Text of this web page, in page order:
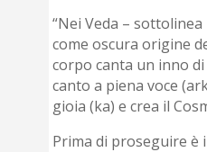
“Nei Veda –
come oscura origine
corpo canta un inno
canto a piena voce
gioia (ka) e crea il
Prima di proseguire è